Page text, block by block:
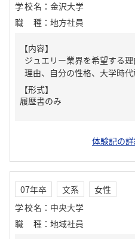
学校名 ： 金沢大学
職種 ： 地方社員
【内容】
ジュエリー業界を希望する
理由、自分の性格、大学時
【形式】
履歴書のみ
体験記の
07年卒 文系
女性
学校名 ： 中央大学
職種 ： 地域社員